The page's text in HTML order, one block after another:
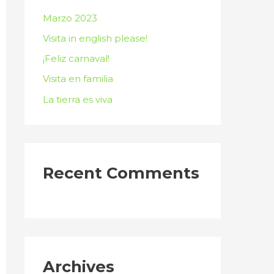
r
:
Marzo 2023
Visita in english please!
¡Feliz carnaval!
Visita en familia
La tierra es viva
Recent Comments
Archives